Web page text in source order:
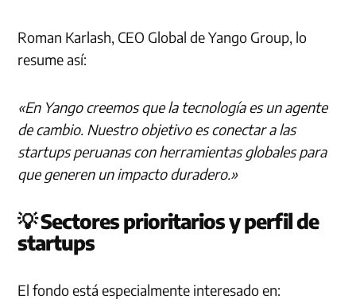
Roman Karlash, CEO Global de Yango Group, lo
resume así:
«En Yango creemos que la tecnología es un agente
de cambio. Nuestro objetivo es conectar a las
startups peruanas con herramientas globales para
que generen un impacto duradero.»
💡 Sectores prioritarios y perfil de
startups
El fondo está especialmente interesado en: